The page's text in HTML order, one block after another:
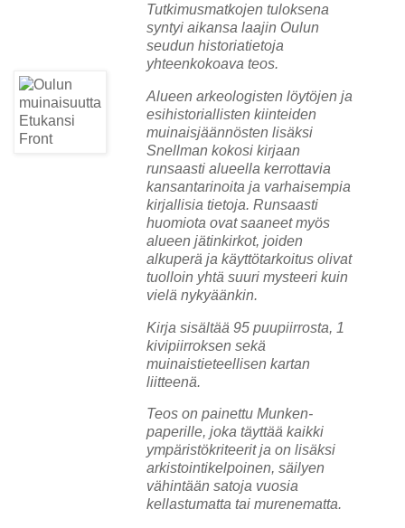
Tutkimusmatkojen tuloksena
syntyi aikansa laajin Oulun
seudun historiatietoja
yhteenkokoava teos.
Alueen arkeologisten löytöjen ja
esihistoriallisten kiinteiden
muinaisjäännösten lisäksi
Snellman kokosi kirjaan
runsaasti alueella kerrottavia
kansantarinoita ja varhaisempia
kirjallisia tietoja. Runsaasti
huomiota ovat saaneet myös
alueen jätinkirkot, joiden
alkuperä ja käyttötarkoitus olivat
tuolloin yhtä suuri mysteeri kuin
vielä nykyäänkin.
Kirja sisältää 95 puupiirrosta, 1
kivipiirroksen sekä
muinaistieteellisen kartan
liitteenä.
Teos on painettu Munken-
paperille, joka täyttää kaikki
ympäristökriteerit ja on lisäksi
arkistointikelpoinen, säilyen
vähintään satoja vuosia
kellastumatta tai murenematta.